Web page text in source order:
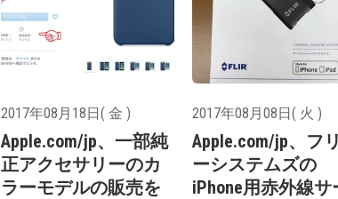
2017年08月18日( 金 )
Apple.com/jp、一部純
正アクセサリーのカ
ラーモデルの販売を
2017年08月08日( 火 )
Apple.com/jp、フ
ーシステムズの
iPhone用赤外線サ